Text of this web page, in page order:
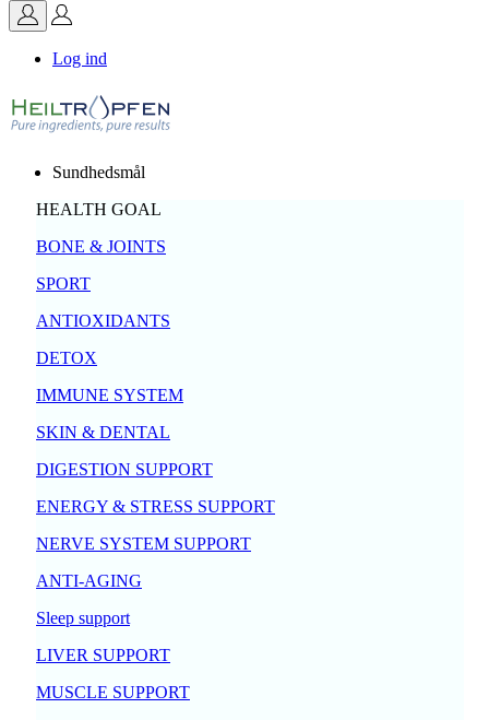
Log ind
Sundhedsmål
HEALTH GOAL
BONE & JOINTS
SPORT
ANTIOXIDANTS
DETOX
IMMUNE SYSTEM
SKIN & DENTAL
DIGESTION SUPPORT
ENERGY & STRESS SUPPORT
NERVE SYSTEM SUPPORT
ANTI-AGING
Sleep support
LIVER SUPPORT
MUSCLE SUPPORT